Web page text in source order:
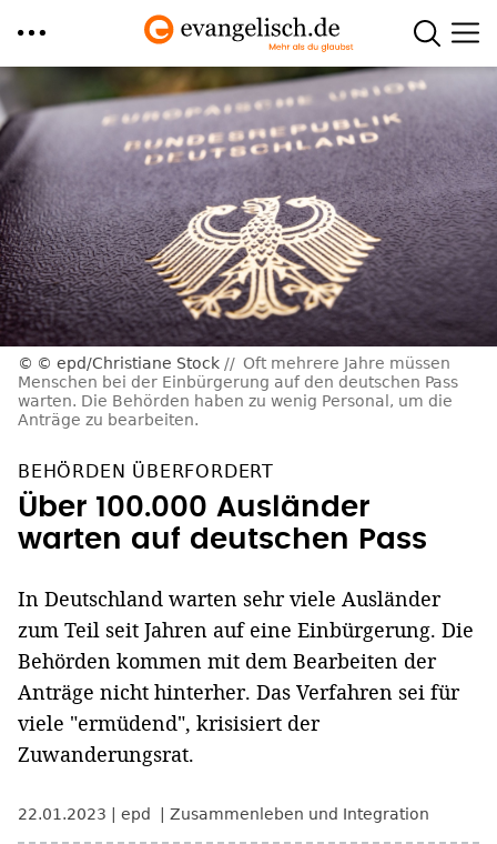
Direkt
zum
Inhalt
© epd/Christiane Stock
Oft mehrere Jahre müssen
Menschen bei der Einbürgerung auf den deutschen Pass
warten. Die Behörden haben zu wenig Personal, um die
Anträge zu bearbeiten.
BEHÖRDEN ÜBERFORDERT
Über 100.000 Ausländer
warten auf deutschen Pass
In Deutschland warten sehr viele Ausländer
zum Teil seit Jahren auf eine Einbürgerung. Die
Behörden kommen mit dem Bearbeiten der
Anträge nicht hinterher. Das Verfahren sei für
viele "ermüdend", krisisiert der
Zuwanderungsrat.
22.01.2023 epd Zusammenleben und Integration